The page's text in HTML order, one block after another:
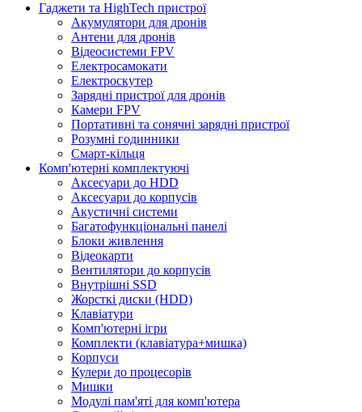
Гаджети та HighTech пристрої
Акумулятори для дронів
Антени для дронів
Відеосистеми FPV
Електросамокати
Електроскутер
Зарядні пристрої для дронів
Камери FPV
Портативні та сонячні зарядні пристрої
Розумні годинники
Смарт-кільця
Комп'ютерні комплектуючі
Аксесуари до HDD
Аксесуари до корпусів
Акустичні системи
Багатофункціональні панелі
Блоки живлення
Відеокарти
Вентилятори до корпусів
Внутрішні SSD
Жорсткі диски (HDD)
Клавіатури
Комп'ютерні ігри
Комплекти (клавіатура+мишка)
Корпуси
Кулери до процесорів
Мишки
Модулі пам'яті для комп'ютера